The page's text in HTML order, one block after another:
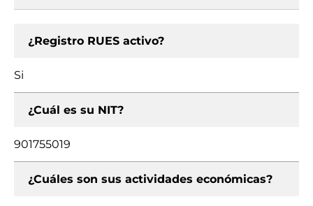
¿Registro RUES activo?
Si
¿Cuál es su NIT?
901755019
¿Cuáles son sus actividades económicas?